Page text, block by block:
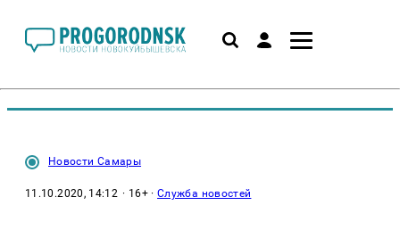
Новости Самары
11.10.2020, 14:12 · 16+ ·Служба новостей